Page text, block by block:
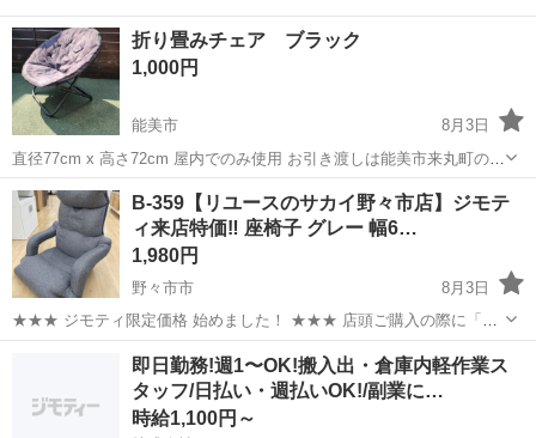
折り畳みチェア ブラック
1,000円
能美市
8月3日
直径77cm x 高さ72cm 屋内でのみ使用 お引き渡しは能美市来丸町の能
美市役所駐車場になります。 タイミング合えば平日の日中のお引き渡
し可能です。
石川 能美市
B-359【リユースのサカイ野々市店】ジモテ
ィ来店特価‼ 座椅子 グレー 幅6…
1,980円
野々市市
8月3日
★★★ ジモティ限定価格 始めました！ ★★★ 店頭ご購入の際に「ジ
モティを見た」と言っていただくと、ジモティ限定価格(表示価格より
7%OFF)でのご購入が可能です。 是非、店頭にてスタッフまでお伝え
くださいませ。 ...
野々市市 椅子
即日勤務!週1〜OK!搬入出・倉庫内軽作業ス
タッフ/日払い・週払いOK!/副業に…
時給1,100円～